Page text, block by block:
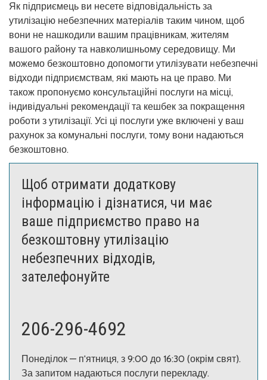
Як підприємець ви несете відповідальність за
утилізацію небезпечних матеріалів таким чином, щоб
вони не нашкодили вашим працівникам, жителям
вашого району та навколишньому середовищу. Ми
можемо безкоштовно допомогти утилізувати небезпечні
відходи підприємствам, які мають на це право. Ми
також пропонуємо консультаційні послуги на місці,
індивідуальні рекомендації та кешбек за покращення
роботи з утилізації. Усі ці послуги уже включені у ваш
рахунок за комунальні послуги, тому вони надаються
безкоштовно.
Щоб отримати додаткову
інформацію і дізнатися, чи має
ваше підприємство право на
безкоштовну утилізацію
небезпечних відходів,
зателефонуйте
206-296-4692
Понеділок — п'ятниця, з 9:00 до 16:30 (окрім свят).
За запитом надаються послуги перекладу.